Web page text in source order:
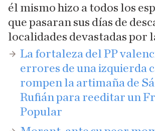
él mismo hizo a todos los
que pasaran sus días de
localidades devastadas por
La fortaleza del PP
errores de una izquierda
rompen la artimaña de
Rufián para reeditar un
Popular